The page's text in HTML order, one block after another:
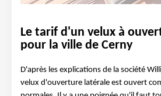
Le tarif d'un velux à
pour la ville de Cerny
D'après les explications de la société
velux d'ouverture latérale est ouvert